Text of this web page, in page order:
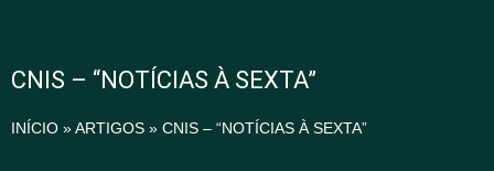
CNIS – “NOTÍCIAS À SEXTA”
INÍCIO »ARTIGOS » CNIS – “NOTÍCIAS À SEXTA”